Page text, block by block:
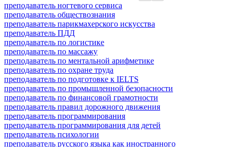
преподаватель ногтевого сервиса
преподаватель обществознания
преподаватель парикмахерского искусства
преподаватель ПДД
преподаватель по логистике
преподаватель по массажу
преподаватель по ментальной арифметике
преподаватель по охране труда
преподаватель по подготовке к IELTS
преподаватель по промышленной безопасности
преподаватель по финансовой грамотности
преподаватель правил дорожного движения
преподаватель программирования
преподаватель программирования для детей
преподаватель психологии
преподаватель русского языка как иностранного